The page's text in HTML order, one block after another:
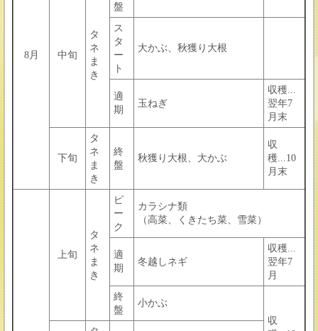
8月 中旬
タ
ネ
ま
き
盤
ス
タ
ー
ト
大かぶ、秋獲り大根
適
期
玉ねぎ
収穫...
翌年7
月末
下旬
タ
ネ
ま
き
終
盤
秋獲り大根、大かぶ
収
穫...10
月末
上旬
タ
ネ
ま
き
ピ
ー
ク
カラシナ類
（高菜、くきたち菜、雪菜）
適
期
冬越しネギ
収穫...
翌年7
月
終
盤
小かぶ
収